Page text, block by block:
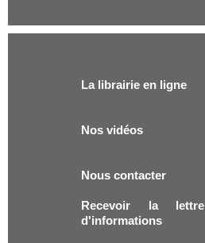
La librairie en ligne
Nos vidéos
Nous contacter
Recevoir la lettre
d'informations